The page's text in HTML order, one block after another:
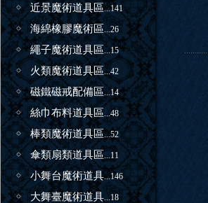
近景魔術道具區...141
海綿橡膠魔術區 ...26
繩子魔術道具區...15
火類魔術道具區 ...42
磁鐵磁戒配備區...14
絲巾布料道具區 ...48
棒類魔術道具區...52
傘類扇類道具區 ...11
小舞台魔術道具...146
大舞臺魔術道具 ...18